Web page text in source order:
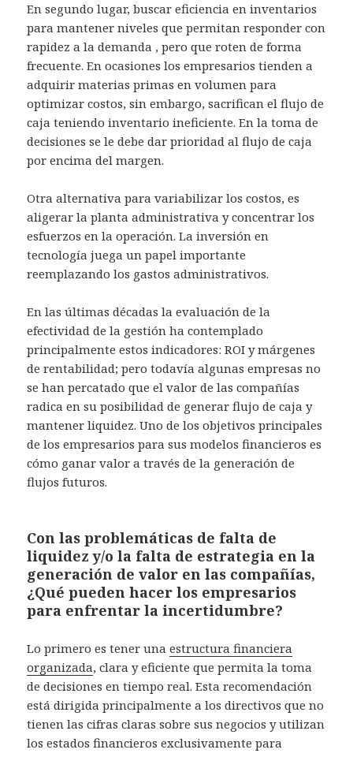
En segundo lugar, buscar eficiencia en inventarios
para mantener niveles que permitan responder con
rapidez a la demanda , pero que roten de forma
frecuente. En ocasiones los empresarios tienden a
adquirir materias primas en volumen para
optimizar costos, sin embargo, sacrifican el flujo de
caja teniendo inventario ineficiente. En la toma de
decisiones se le debe dar prioridad al flujo de caja
por encima del margen.
Otra alternativa para variabilizar los costos, es
aligerar la planta administrativa y concentrar los
esfuerzos en la operación. La inversión en
tecnología juega un papel importante
reemplazando los gastos administrativos.
En las últimas décadas la evaluación de la
efectividad de la gestión ha contemplado
principalmente estos indicadores: ROI y márgenes
de rentabilidad; pero todavía algunas empresas no
se han percatado que el valor de las compañías
radica en su posibilidad de generar flujo de caja y
mantener liquidez. Uno de los objetivos principales
de los empresarios para sus modelos financieros es
cómo ganar valor a través de la generación de
flujos futuros.
Con las problemáticas de falta de
liquidez y/o la falta de estrategia en la
generación de valor en las compañías,
¿Qué pueden hacer los empresarios
para enfrentar la incertidumbre?
Lo primero es tener unaestructura financiera
organizada, clara y eficiente que permita la toma
de decisiones en tiempo real. Esta recomendación
está dirigida principalmente a los directivos que no
tienen las cifras claras sobre sus negocios y utilizan
los estados financieros exclusivamente para